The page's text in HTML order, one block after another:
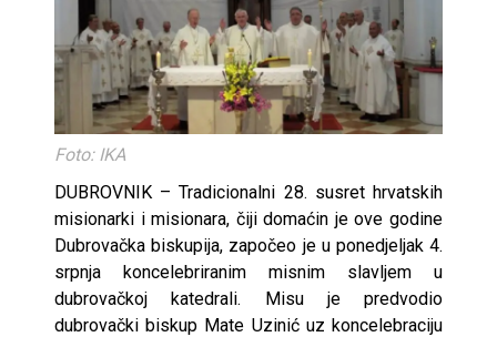
Foto: IKA
DUBROVNIK – Tradicionalni 28. susret hrvatskih
misionarki i misionara, čiji domaćin je ove godine
Dubrovačka biskupija, započeo je u ponedjeljak 4.
srpnja koncelebriranim misnim slavljem u
dubrovačkoj katedrali. Misu je predvodio
dubrovački biskup Mate Uzinić uz koncelebraciju